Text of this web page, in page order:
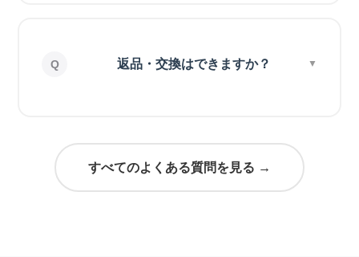
返品・交換はできますか？
すべてのよくある質問を見る →